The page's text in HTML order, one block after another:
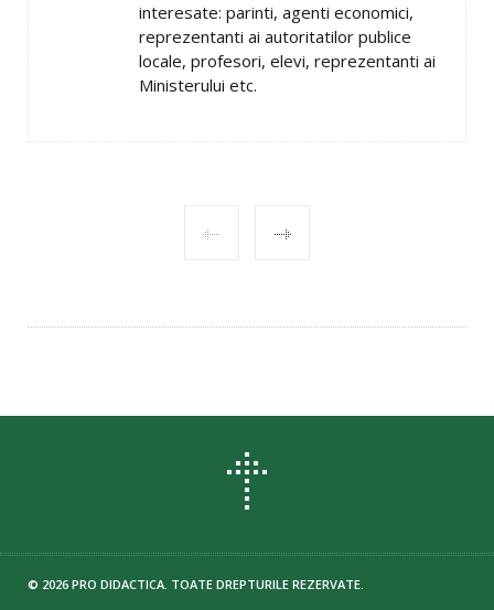
interesate: parinti, agenti economici,
reprezentanti ai autoritatilor publice
locale, profesori, elevi, reprezentanti ai
Ministerului etc.
NAVIGATION
© 2026 PRO DIDACTICA. TOATE DREPTURILE REZERVATE.